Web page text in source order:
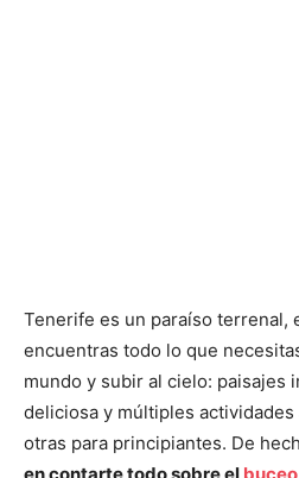
Tenerife es un paraíso terrenal,
encuentras todo lo que
mundo y subir al cielo: paisajes
deliciosa y múltiples
otras para principiantes. De